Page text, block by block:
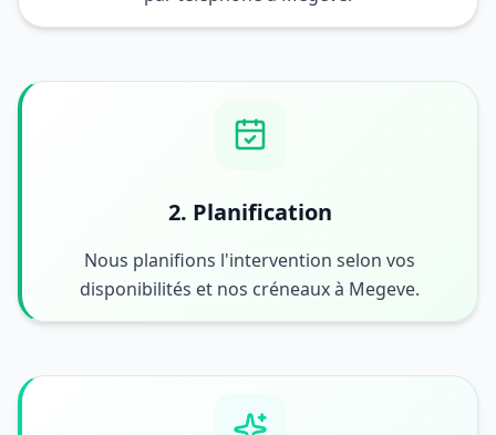
2. Planification
Nous planifions l'intervention selon vos
disponibilités et nos créneaux à Megeve.